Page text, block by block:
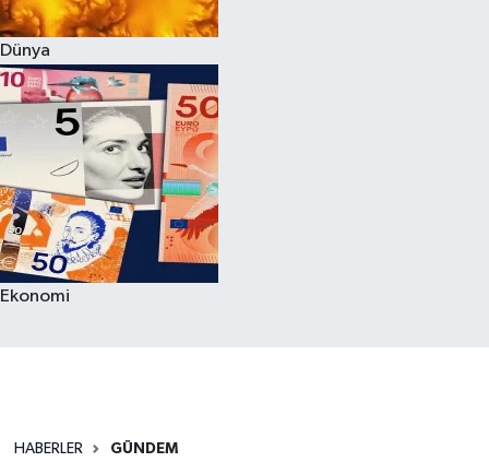
Dünya
Ekonomi
HABERLER GÜNDEM